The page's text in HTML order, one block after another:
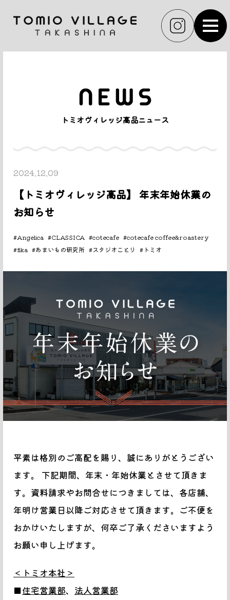
トミオヴィレッジ高品ニュース
2024.12.09
【トミオヴィレッジ高品】 年末年始休業の
お知らせ
#Angelica #CLASSICA #cotecafe #cotecafe coffee&roastery
#fika #あまいもの研究所 #スタジオことり #トミオ
平素は格別のご高配を賜り、誠にありがとうござい
ます。 下記期間、年末・年始休業とさせて頂きま
す。資料請求やお問合せにつきましては、各店舗、
年明け営業日以降ご対応させて頂きます。ご不便を
おかけいたしますが、何卒ご了承くださいますよう
お願い申し上げます。
＜トミオ本社＞
■住宅営業部、 法人営業部